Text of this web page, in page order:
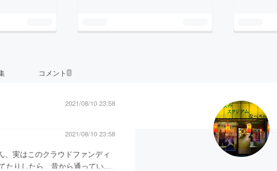
コメント 1
2021/08/10 23:58
2021/08/10 23:58
、実はこのクラウドファンディ
たりしたら、昔から通っている